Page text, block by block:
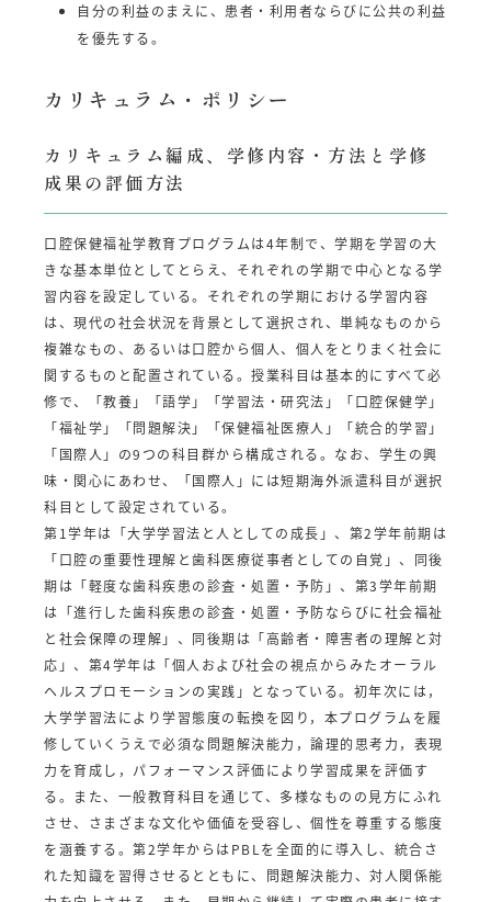
自分の利益のまえに、患者・利用者ならびに公共の利益
を優先する。
カリキュラム・ポリシー
カリキュラム編成、学修内容・方法と学修
成果の評価方法
口腔保健福祉学教育プログラムは4年制で、学期を学習の大
きな基本単位としてとらえ、それぞれの学期で中心となる学
習内容を設定している。それぞれの学期における学習内容
は、現代の社会状況を背景として選択され、単純なものから
複雑なもの、あるいは口腔から個人、個人をとりまく社会に
関するものと配置されている。授業科目は基本的にすべて必
修で、「教養」「語学」「学習法・研究法」「口腔保健学」
「福祉学」「問題解決」「保健福祉医療人」「統合的学習」
「国際人」の9つの科目群から構成される。なお、学生の興
味・関心にあわせ、「国際人」には短期海外派遣科目が選択
科目として設定されている。
第1学年は「大学学習法と人としての成長」、第2学年前期は
「口腔の重要性理解と歯科医療従事者としての自覚」、同後
期は「軽度な歯科疾患の診査・処置・予防」、第3学年前期
は「進行した歯科疾患の診査・処置・予防ならびに社会福祉
と社会保障の理解」、同後期は「高齢者・障害者の理解と対
応」、第4学年は「個人および社会の視点からみたオーラル
ヘルスプロモーションの実践」となっている。初年次には，
大学学習法により学習態度の転換を図り，本プログラムを履
修していくうえで必須な問題解決能力，論理的思考力，表現
力を育成し，パフォーマンス評価により学習成果を評価す
る。また、一般教育科目を通じて、多様なものの見方にふれ
させ、さまざまな文化や価値を受容し、個性を尊重する態度
を涵養する。第2学年からはPBLを全面的に導入し、統合さ
れた知識を習得させるとともに、問題解決能力、対人関係能